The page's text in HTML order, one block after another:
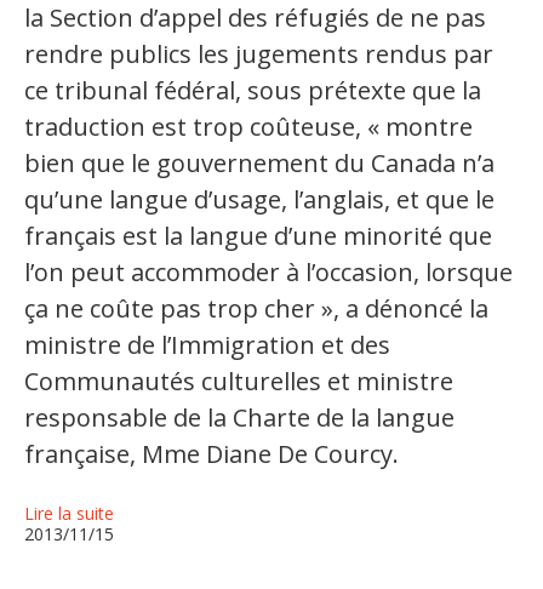
Nos campagnes
la Section d’appel des réfugiés de ne pas
rendre publics les jugements rendus par
ce tribunal fédéral, sous prétexte que la
traduction est trop coûteuse, « montre
bien que le gouvernement du Canada n’a
qu’une langue d’usage, l’anglais, et que le
français est la langue d’une minorité que
l’on peut accommoder à l’occasion, lorsque
ça ne coûte pas trop cher », a dénoncé la
ministre de l’Immigration et des
Communautés culturelles et ministre
responsable de la Charte de la langue
française, Mme Diane De Courcy.
Lire la suite
2013/11/15